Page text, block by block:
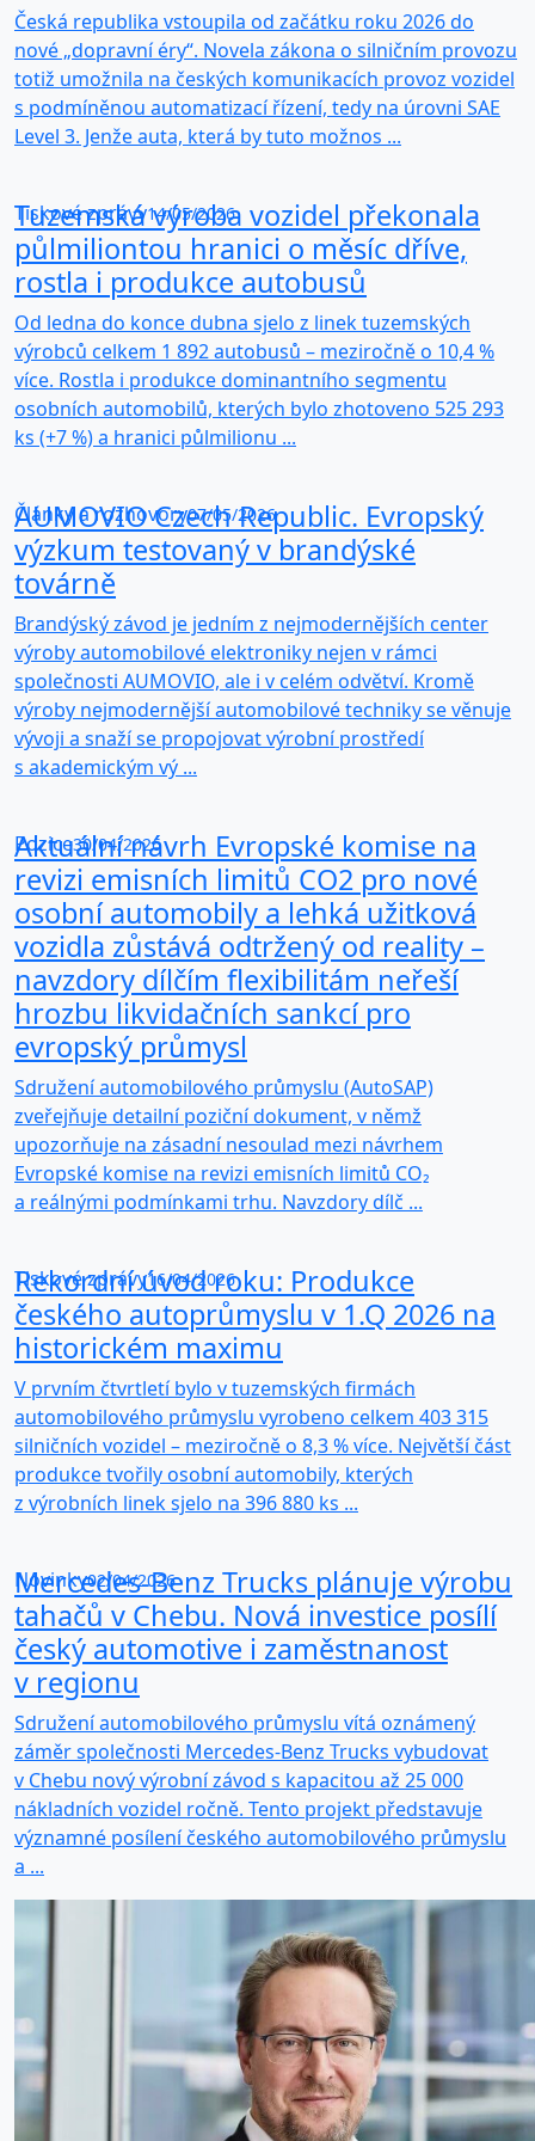
Česká republika vstoupila od začátku roku 2026 do
nové „dopravní éry“. Novela zákona o silničním provozu
totiž umožnila na českých komunikacích provoz vozidel
s podmíněnou automatizací řízení, tedy na úrovni SAE
Level 3. Jenže auta, která by tuto možnos ...
Tiskové zprávy14/05/2026
Tuzemská výroba vozidel překonala
půlmiliontou hranici o měsíc dříve,
rostla i produkce autobusů
Od ledna do konce dubna sjelo z linek tuzemských
výrobců celkem 1 892 autobusů – meziročně o 10,4 %
více. Rostla i produkce dominantního segmentu
osobních automobilů, kterých bylo zhotoveno 525 293
ks (+7 %) a hranici půlmilionu ...
Články a rozhovory07/05/2026
AUMOVIO Czech Republic. Evropský
výzkum testovaný v brandýské
továrně
Brandýský závod je jedním z nejmodernějších center
výroby automobilové elektroniky nejen v rámci
společnosti AUMOVIO, ale i v celém odvětví. Kromě
výroby nejmodernější automobilové techniky se věnuje
vývoji a snaží se propojovat výrobní prostředí
s akademickým vý ...
Pozice30/04/2026
Aktuální návrh Evropské komise na
revizi emisních limitů CO2 pro nové
osobní automobily a lehká užitková
vozidla zůstává odtržený od reality –
navzdory dílčím flexibilitám neřeší
hrozbu likvidačních sankcí pro
evropský průmysl
Sdružení automobilového průmyslu (AutoSAP)
zveřejňuje detailní poziční dokument, v němž
upozorňuje na zásadní nesoulad mezi návrhem
Evropské komise na revizi emisních limitů CO₂
a reálnými podmínkami trhu. Navzdory dílč ...
Tiskové zprávy16/04/2026
Rekordní úvod roku: Produkce
českého autoprůmyslu v 1.Q 2026 na
historickém maximu
V prvním čtvrtletí bylo v tuzemských firmách
automobilového průmyslu vyrobeno celkem 403 315
silničních vozidel – meziročně o 8,3 % více. Největší část
produkce tvořily osobní automobily, kterých
z výrobních linek sjelo na 396 880 ks ...
Novinky02/04/2026
Mercedes-Benz Trucks plánuje výrobu
tahačů v Chebu. Nová investice posílí
český automotive i zaměstnanost
v regionu
Sdružení automobilového průmyslu vítá oznámený
záměr společnosti Mercedes-Benz Trucks vybudovat
v Chebu nový výrobní závod s kapacitou až 25 000
nákladních vozidel ročně. Tento projekt představuje
významné posílení českého automobilového průmyslu
a ...